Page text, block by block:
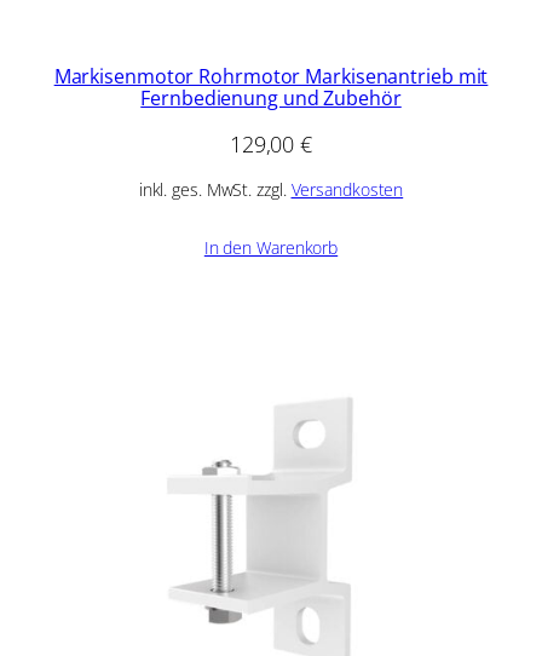
Markisenmotor Rohrmotor Markisenantrieb mit
Fernbedienung und Zubehör
129,00€
inkl. ges. MwSt. zzgl. Versandkosten
In den Warenkorb